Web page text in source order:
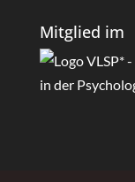
Mitglied im